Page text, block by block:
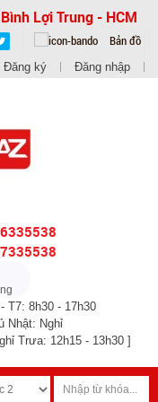
Lợi Trung - HCM
Bản đồ
Đăng ký Đăng nhập
T7: 8h30 - 17h30
Nhật: Nghỉ
Trưa: 12h15 - 13h30 ]